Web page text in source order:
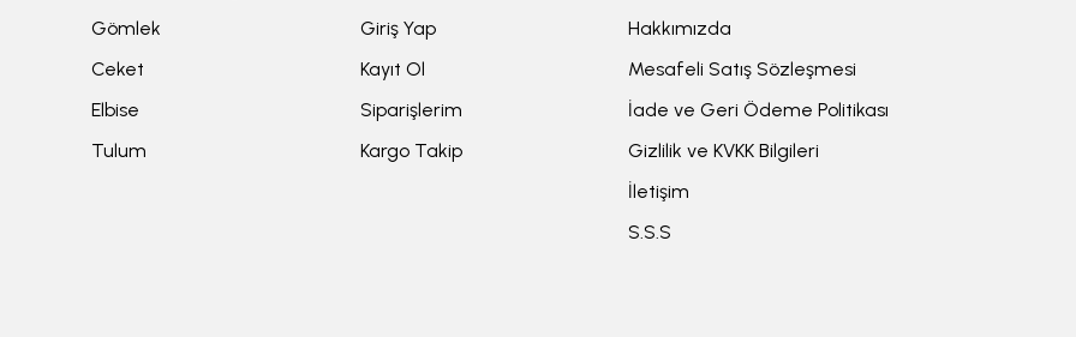
Gömlek
Ceket
Elbise
Tulum
Giriş Yap
Kayıt Ol
Siparişlerim
Kargo Takip
Hakkımızda
Mesafeli Satış Sözleşmesi
İade ve Geri Ödeme Politikası
Gizlilik ve KVKK Bilgileri
İletişim
S.S.S